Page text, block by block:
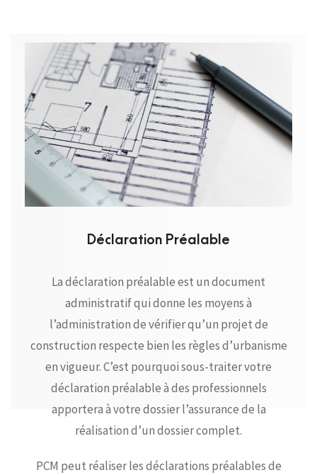
Déclaration Préalable
La déclaration préalable est un document
administratif qui donne les moyens à
l’administration de vérifier qu’un projet de
construction respecte bien les règles d’urbanisme
en vigueur. C’est pourquoi sous-traiter votre
déclaration préalable à des professionnels
apportera à votre dossier l’assurance de la
réalisation d’un dossier complet.
PCM peut réaliser les déclarations préalables de